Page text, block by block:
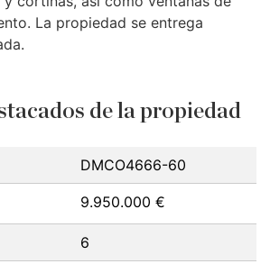
La propiedad se entrega
de la propiedad
DMCO4666-60
9.950.000 €
6